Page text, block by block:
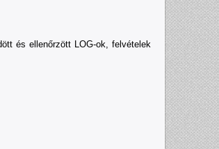
és ellenőrzött LOG-ok, felvételek